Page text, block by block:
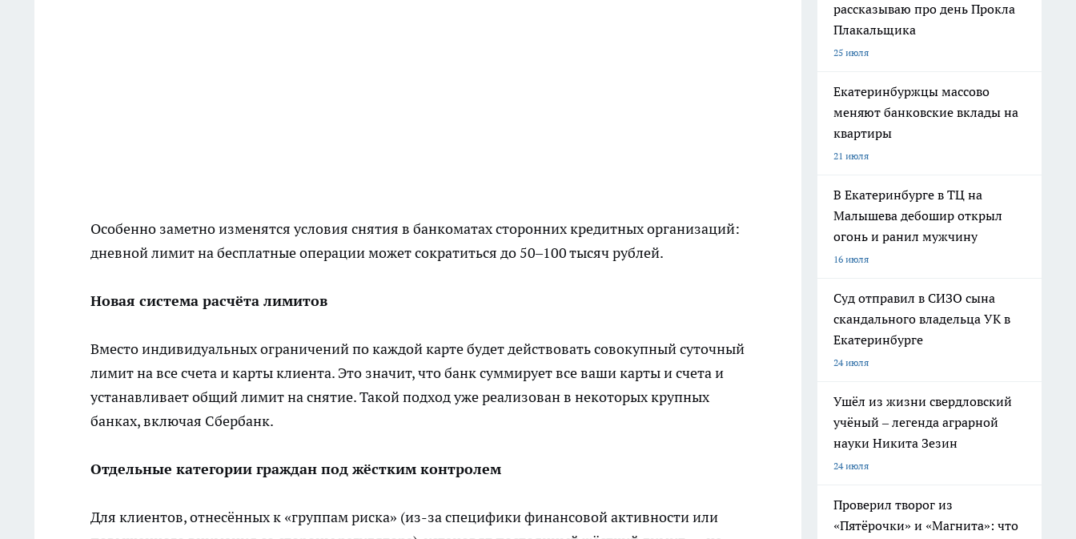
Особенно заметно изменятся условия снятия в банкоматах сторонних кредитных организаций:
дневной лимит на бесплатные операции может сократиться до 50–100 тысяч рублей.
Новая система расчёта лимитов
Вместо индивидуальных ограничений по каждой карте будет действовать совокупный суточный
лимит на все счета и карты клиента. Это значит, что банк суммирует все ваши карты и счета и
устанавливает общий лимит на снятие. Такой подход уже реализован в некоторых крупных
банках, включая Сбербанк.
Отдельные категории граждан под жёстким контролем
Для клиентов, отнесённых к «группам риска» (из-за специфики финансовой активности или
рассказываю про день Прокла
Плакальщика
25 июля
Екатеринбуржцы массово
меняют банковские вклады на
квартиры
21 июля
В Екатеринбурге в ТЦ на
Малышева дебошир открыл
огонь и ранил мужчину
16 июля
Суд отправил в СИЗО сына
скандального владельца УК в
Екатеринбурге
24 июля
Ушёл из жизни свердловский
учёный – легенда аграрной
науки Никита Зезин
24 июля
Проверил творог из
«Пятёрочки» и «Магнита»: что